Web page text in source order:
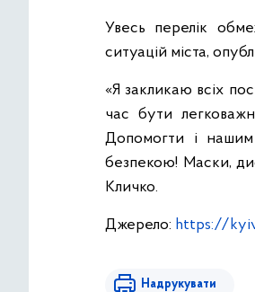
Увесь перелік
ситуацій міста,
«Я закликаю всіх
час бути
Допомогти і
безпекою! Маски,
Кличко.
Джерело: https://
Надрукувати